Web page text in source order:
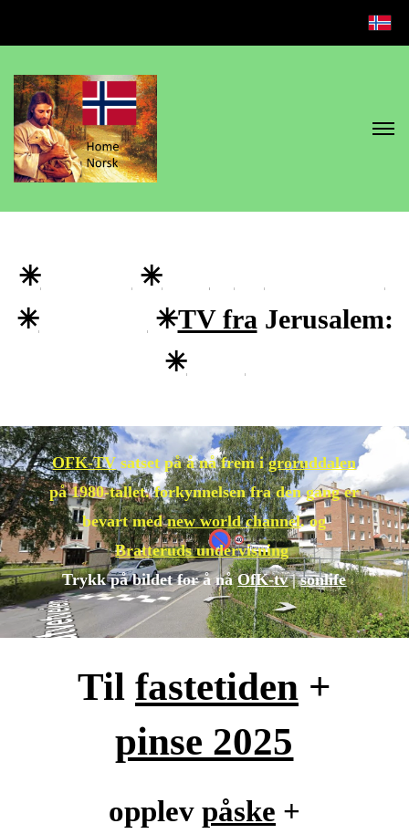
✳700club ✳new
✳cbn news ✳TV fra Jerusalem:
✳CBN
OFK-TV satset på å nå frem igroruddalen
på 1980-tallet. forkynnelsen fra den gang er
bevart mednew world channel. og
Bratteruds undervisning
Trykkpå bildet for å nåOfK-tv|sonlife
Til fastetiden+
pinse 2025
opplev påske +